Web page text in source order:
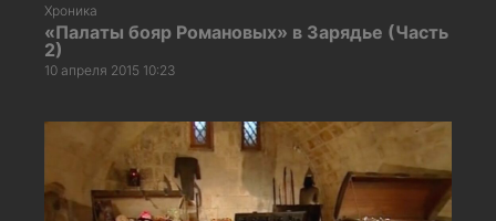
Хроника
«Палаты бояр Романовых» в Зарядье (Часть
2)
10 апреля 2015 10:23